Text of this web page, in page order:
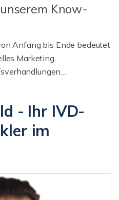
Know-
Anfang bis Ende bedeutet
Marketing,
- Ihr IVD-
im